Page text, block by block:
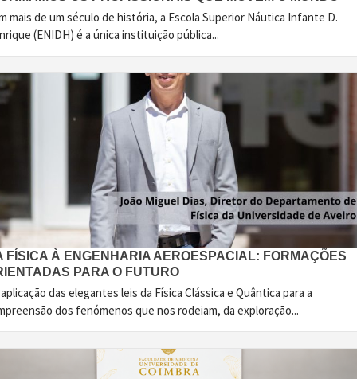
mais de um século de história, a Escola Superior Náutica Infante D.
(ENIDH) é a única instituição pública...
FÍSICA À ENGENHARIA AEROESPACIAL: FORMAÇÕES
PARA O FUTURO
das elegantes leis da Física Clássica e Quântica para a
dos fenómenos que nos rodeiam, da exploração...